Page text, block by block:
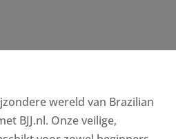
wereld van Brazilian
BJJ.nl. Onze veilige,